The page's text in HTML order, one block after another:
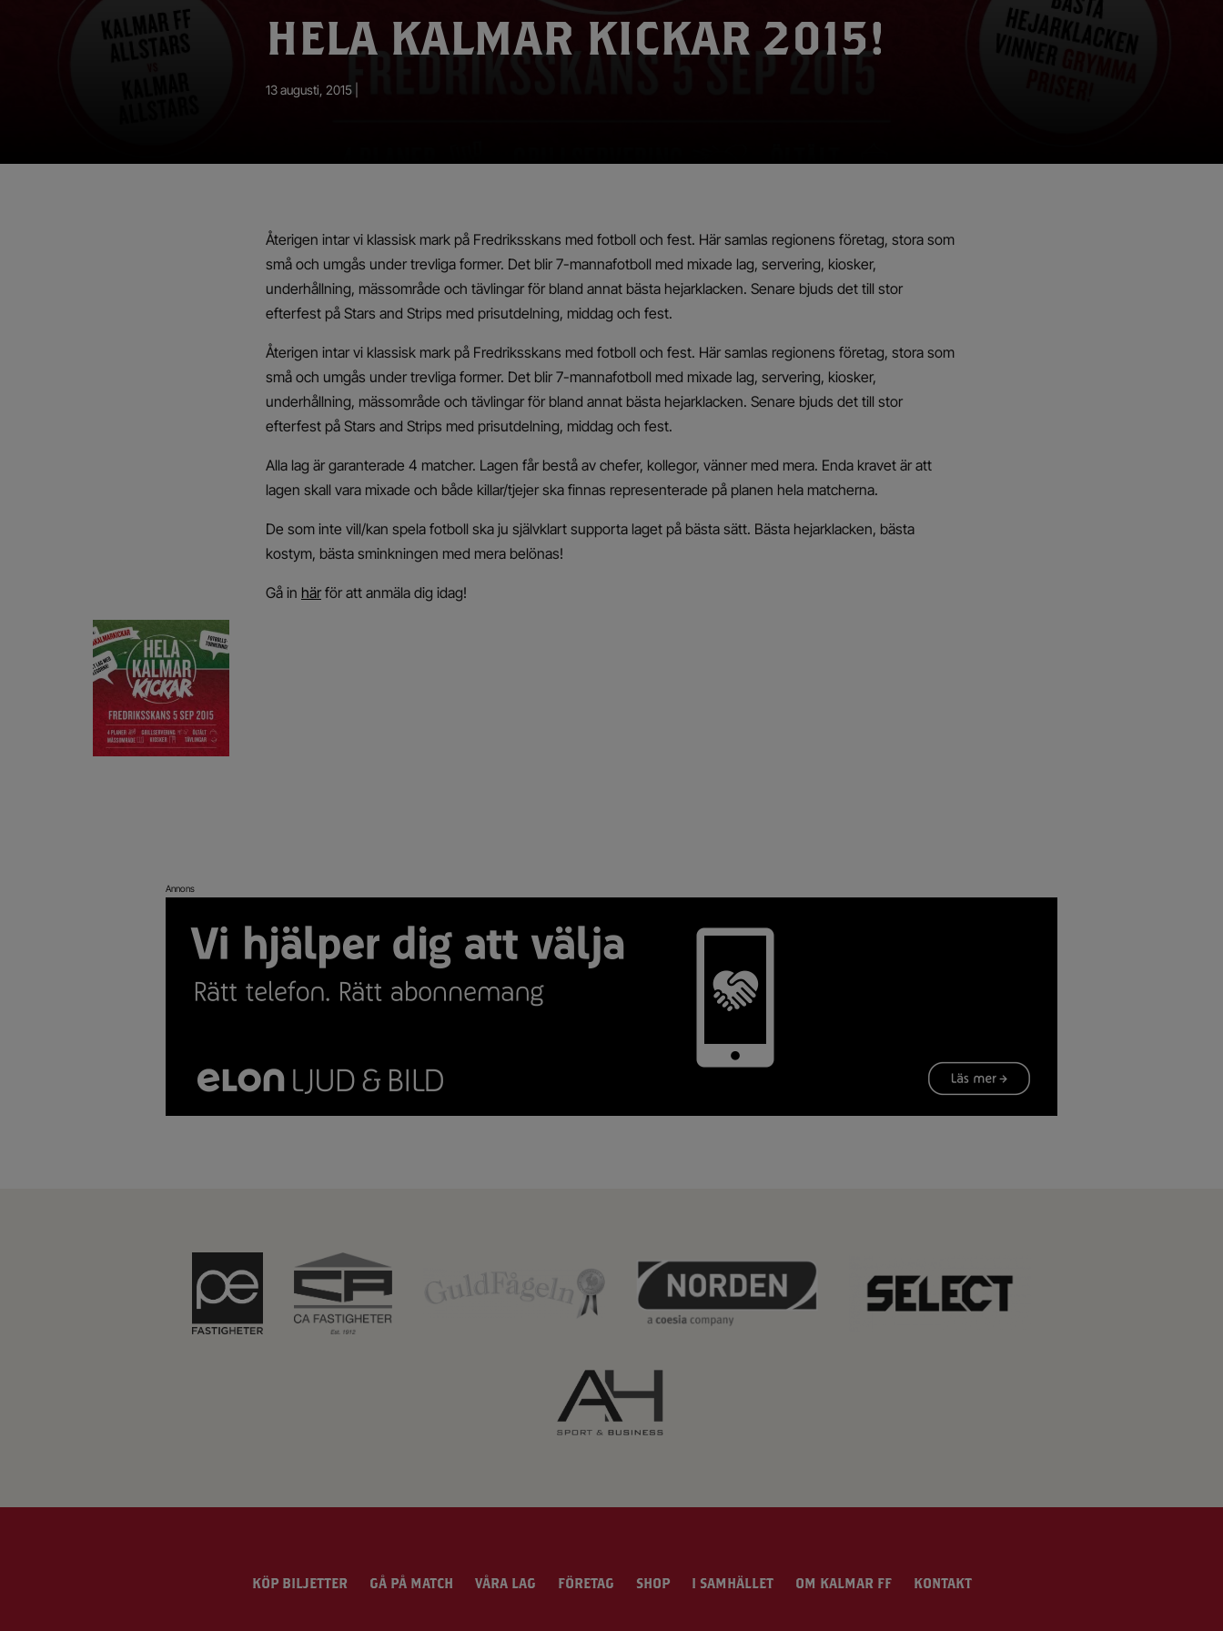
App – Användarvillkor
HELA KALMAR KICKAR 2015!
13 augusti, 2015 |
Återigen intar vi klassisk mark på Fredriksskans med fotboll och fest. Här samlas regionens företag, stora som
små och umgås under trevliga former. Det blir 7-mannafotboll med mixade lag, servering, kiosker,
underhållning, mässområde och tävlingar för bland annat bästa hejarklacken. Senare bjuds det till stor
efterfest på Stars and Strips med prisutdelning, middag och fest.
Återigen intar vi klassisk mark på Fredriksskans med fotboll och fest. Här samlas regionens företag, stora som
små och umgås under trevliga former. Det blir 7-mannafotboll med mixade lag, servering, kiosker,
underhållning, mässområde och tävlingar för bland annat bästa hejarklacken. Senare bjuds det till stor
efterfest på Stars and Strips med prisutdelning, middag och fest.
Alla lag är garanterade 4 matcher. Lagen får bestå av chefer, kollegor, vänner med mera. Enda kravet är att
lagen skall vara mixade och både killar/tjejer ska finnas representerade på planen hela matcherna.
De som inte vill/kan spela fotboll ska ju självklart supporta laget på bästa sätt. Bästa hejarklacken, bästa
kostym, bästa sminkningen med mera belönas!
Gå in härför att anmäla dig idag!
Annons
KÖP BILJETTER GÅ PÅ MATCH VÅRA LAG FÖRETAG SHOP I SAMHÄLLET OM KALMAR FF KONTAKT